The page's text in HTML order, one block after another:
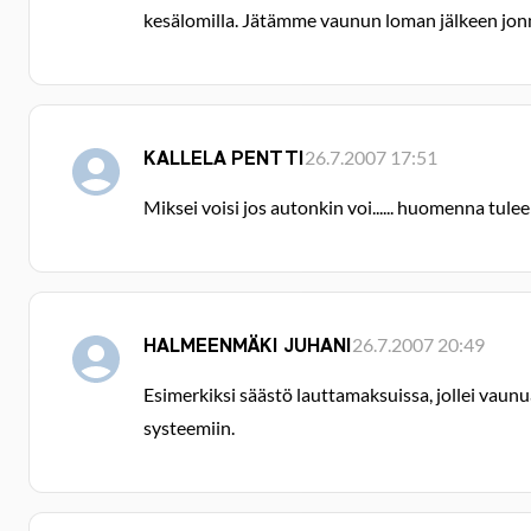
kesälomilla. Jätämme vaunun loman jälkeen
KALLELA PENTTI26.7.2007 17:51
Miksei voisi jos autonkin voi...... huomenna
HALMEENMÄKI JUHANI26.7.2007 20:49
Esimerkiksi säästö lauttamaksuissa, jollei
systeemiin.